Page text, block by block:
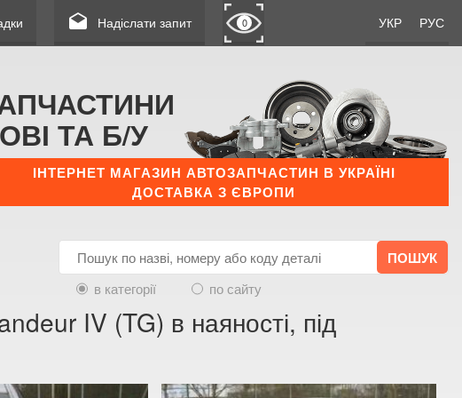
УКР РУС
drafts Надіслати запит 0
ТА Б/У
ІНТЕРНЕТ МАГАЗИН АВТОЗАПЧАСТИН В УКРАЇНІ
ДОСТАВКА З ЄВРОПИ
в категорії
по сайту
IV (TG) в наяності, під